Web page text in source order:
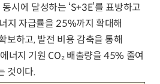
시에 달성하는 ‘S+3E’를 표방하고
지 자급률을 25%까지 확대해
보하고, 발전 비용 감축을 통해
너지 기원 CO₂ 배출량을 45% 줄여
것이다.